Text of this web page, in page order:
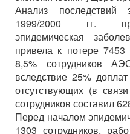
Анализ последствий
1999/2000 гг.
эпидемическая
привела к потере
8,5% сотрудников
вследствие 25%
отсутствующих (в
сотрудников составил
Перед началом
1303 сотрудников,